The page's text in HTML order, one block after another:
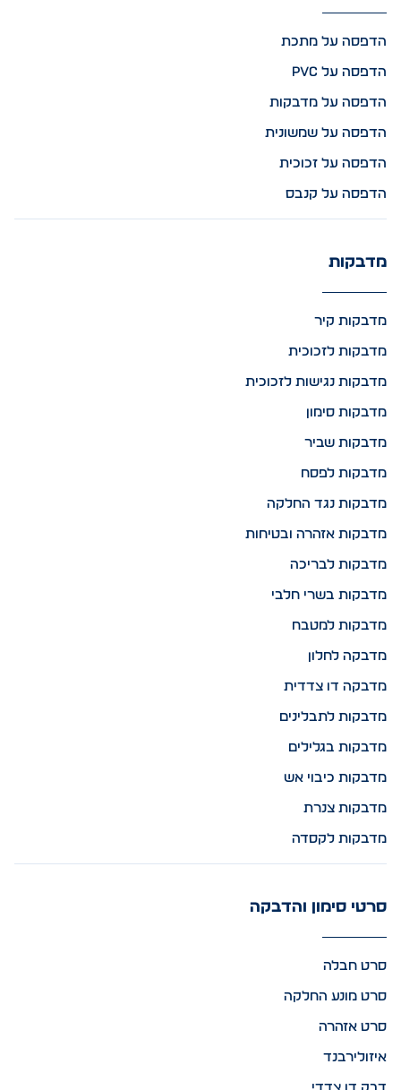
הדפסה על מתכת
הדפסה על PVC
הדפסה על מדבקות
הדפסה על שמשונית
הדפסה על זכוכית
הדפסה על קנבס
מדבקות
מדבקות קיר
מדבקות לזכוכית
מדבקות נגישות לזכוכית
מדבקות סימון
מדבקות שביר
מדבקות לפסח
מדבקות נגד החלקה
מדבקות אזהרה ובטיחות
מדבקות לבריכה
מדבקות בשרי חלבי
מדבקות למטבח
מדבקה לחלון
מדבקה דו צדדית
מדבקות לתבלינים
מדבקות בגלילים
מדבקות כיבוי אש
מדבקות צנרת
מדבקות לקסדה
סרטי סימון והדבקה
סרט חבלה
סרט מונע החלקה
סרט אזהרה
איזולירבנד